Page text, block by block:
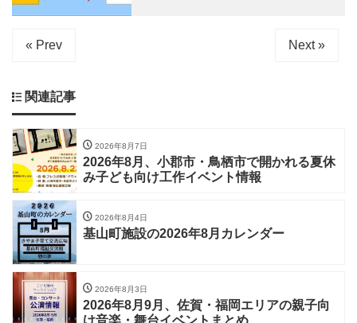
« Prev Next »
関連記事
2026年8月7日
2026年8月、小郡市・鳥栖市で開かれる夏休
み子ども向け工作イベント情報
2026年8月4日
基山町施設の2026年8月カレンダー
2026年8月3日
2026年8月9月、佐賀・福岡エリアの親子向
け音楽・舞台イベントまとめ